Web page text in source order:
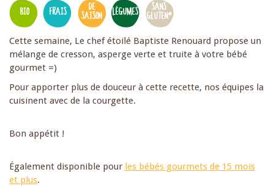
BIO FRAIS
DE
SAISON
LÉGUMES
SANS
GLUTEN*
Cette semaine, Le chef étoilé Baptiste Renouard propose un
mélange de cresson, asperge verte et truite à votre bébé
gourmet =)
Pour apporter plus de douceur à cette recette, nos équipes la
cuisinent avec de la courgette.
Bon appétit !
Également disponible pour les bébés gourmets de 15 mois
et plus.